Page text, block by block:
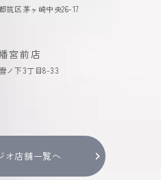
筑区茅ヶ崎中央26-17
宮前店
ノ下3丁目8-33
オ店舗一覧へ